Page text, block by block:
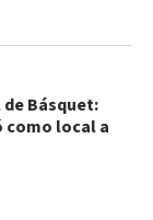
Básquet:
como local a